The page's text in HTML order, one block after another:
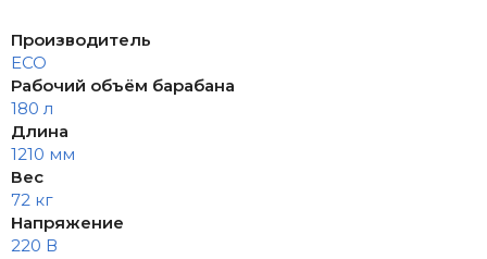
Производитель
ECO
Рабочий объём барабана
180 л
Длина
1210 мм
Вес
72 кг
Напряжение
220 В